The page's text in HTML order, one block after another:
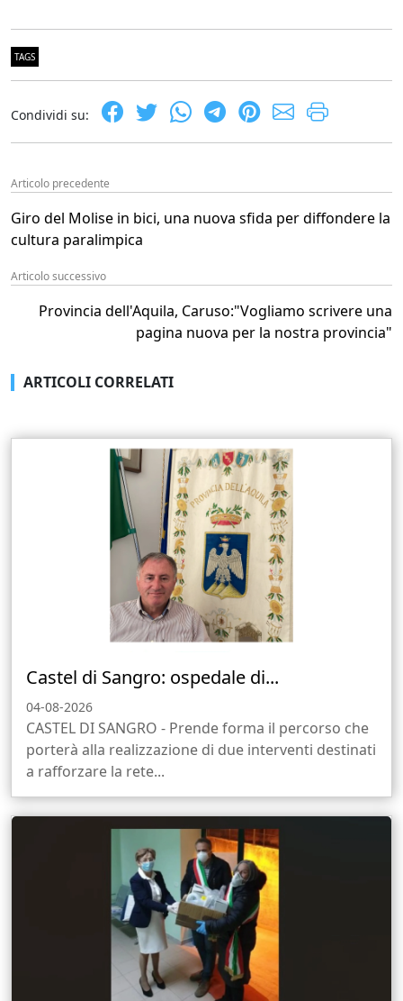
TAGS
Condividi su:
Articolo precedente
Giro del Molise in bici, una nuova sfida per diffondere la
cultura paralimpica
Articolo successivo
Provincia dell'Aquila, Caruso:"Vogliamo scrivere una
pagina nuova per la nostra provincia"
ARTICOLI CORRELATI
Castel di Sangro: ospedale di...
04-08-2026
CASTEL DI SANGRO - Prende forma il percorso che
porterà alla realizzazione di due interventi destinati
a rafforzare la rete...